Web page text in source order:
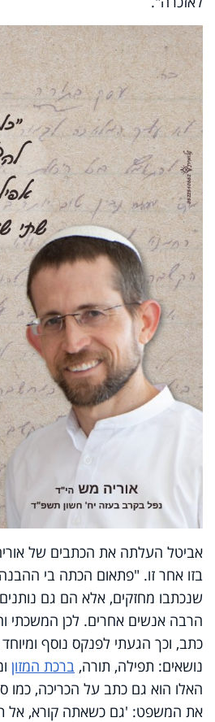
אביטל העלתה את הכתבים של
בזו אחר זו. "פתאום הכתה בי
שנכתבו מחזקים, אלא הם גם נותנים
הרבה אנשים אחרים. לכן המשכתי
כתב, וכך הגעתי לפנקס נוסף
נושאים: תפילה, תורה, ברכת המזון
האלו הוא גם כתב על הכריכה, כמו
את המשפט: 'גם כשאתה קורא, אל